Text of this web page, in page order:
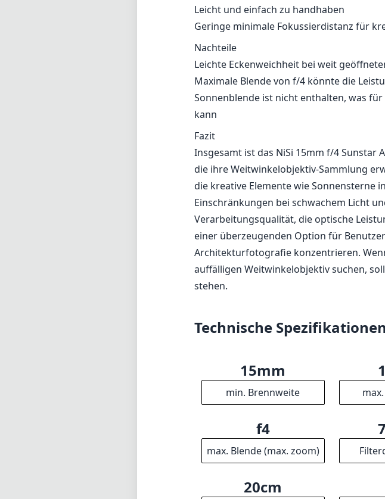
Leicht und einfach zu handhaben
Geringe minimale Fokussierdistanz für
Nachteile
Leichte Eckenweichheit bei weit
Maximale Blende von f/4 könnte die
Sonnenblende ist nicht enthalten, was
kann
Fazit
Insgesamt ist das NiSi 15mm f/4 Sunstar
die ihre Weitwinkelobjektiv-Sammlung
die kreative Elemente wie Sonnensterne
Einschränkungen bei schwachem Licht
Verarbeitungsqualität, die optische
einer überzeugenden Option für
Architekturfotografie konzentrieren.
auffälligen Weitwinkelobjektiv suchen,
stehen.
Technische Spezifikationen
15mm
min. Brennweite
f4
max. Blende (max. zoom)
20cm